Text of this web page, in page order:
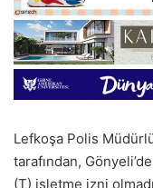
Lefkoşa Polis
tarafından,
(T) işletme izni